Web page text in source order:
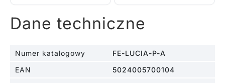
Dane techniczne
Numer katalogowy
FE-LUCIA-P-A
EAN
5024005700104